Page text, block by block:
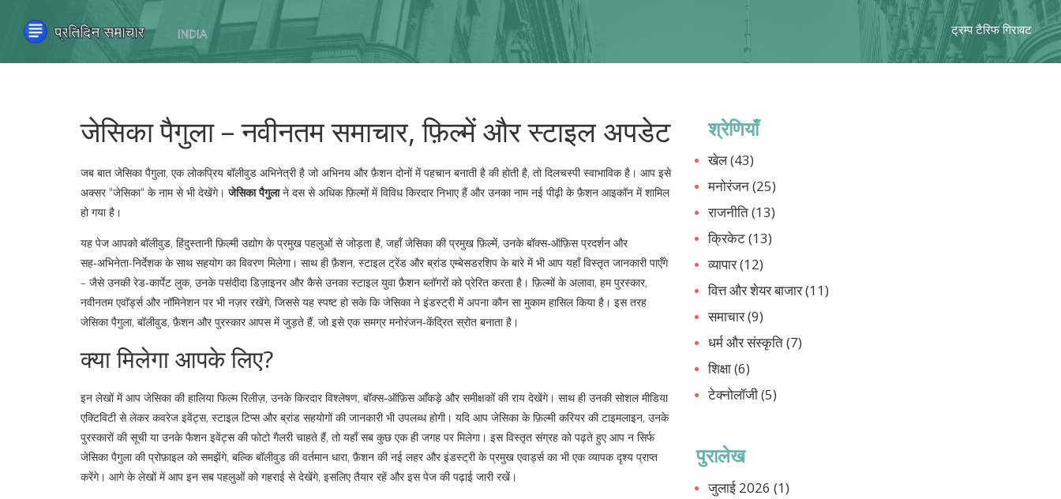
ट्रम्प टैरिफ गिरावट
जेसिका पैगुला – नवीनतम समाचार, फ़िल्में और स्टाइल अपडेट
जब बात जेसिका पैगुला, एक लोकप्रिय बॉलीवुड अभिनेत्री है जो अभिनय और फ़ैशन दोनों में पहचान बनाती है की होती है, तो दिलचस्पी स्वाभाविक है। आप इसे
अक्सर "जेसिका" के नाम से भी देखेंगे।जेसिका पैगुलाने दस से अधिक फ़िल्मों में विविध किरदार निभाए हैं और उनका नाम नई पीढ़ी के फ़ैशन आइकॉन में शामिल
हो गया है।
यह पेज आपकोबॉलीवुड, हिंदुस्तानी फ़िल्मी उद्योगके प्रमुख पहलुओं से जोड़ता है, जहाँ जेसिका की प्रमुख फ़िल्में, उनके बॉक्स‑ऑफ़िस प्रदर्शन और
सह‑अभिनेता-निर्देशक के साथ सहयोग का विवरण मिलेगा। साथ हीफ़ैशन, स्टाइल ट्रेंड और ब्रांड एम्बेसडरशिप के बारे में भी आप यहाँ विस्तृत जानकारी पाएँगे
– जैसे उनकी रेड‑कार्पेट लुक, उनके पसंदीदा डिज़ाइनर और कैसे उनका स्टाइल युवा फ़ैशन ब्लॉगरों को प्रेरित करता है। फ़िल्मों के अलावा, हमपुरस्कार,
नवीनतम एवॉर्ड्स और नॉमिनेशन पर भी नज़र रखेंगे, जिससे यह स्पष्ट हो सके कि जेसिका ने इंडस्ट्री में अपना कौन सा मुकाम हासिल किया है। इस तरह
जेसिका पैगुला, बॉलीवुड, फ़ैशन और पुरस्कार आपस में जुड़ते हैं, जो इसे एक समग्र मनोरंजन‑केंद्रित स्रोत बनाता है।
क्या मिलेगा आपके लिए?
इन लेखों में आप जेसिका की हालिया फिल्म रिलीज़, उनके किरदार विश्लेषण, बॉक्स‑ऑफ़िस आँकड़े और समीक्षकों की राय देखेंगे। साथ ही उनकी सोशल मीडिया
एक्टिविटी से लेकर कवरेज इवेंट्स, स्टाइल टिप्स और ब्रांड सहयोगों की जानकारी भी उपलब्ध होगी। यदि आप जेसिका के फ़िल्मी करियर की टाइमलाइन, उनके
पुरस्कारों की सूची या उनके फैशन इवेंट्स की फोटो गैलरी चाहते हैं, तो यहाँ सब कुछ एक ही जगह पर मिलेगा। इस विस्तृत संग्रह को पढ़ते हुए आप न सिर्फ
जेसिका पैगुला की प्रोफ़ाइल को समझेंगे, बल्कि बॉलीवुड की वर्तमान धारा, फ़ैशन की नई लहर और इंडस्ट्री के प्रमुख एवार्ड्स का भी एक व्यापक दृश्य प्राप्त
करेंगे। आगे के लेखों में आप इन सब पहलुओं को गहराई से देखेंगे, इसलिए तैयार रहें और इस पेज की पढ़ाई जारी रखें।
श्रेणियाँ
खेल(43)
मनोरंजन(25)
राजनीति(13)
क्रिकेट(13)
व्यापार(12)
वित्त और शेयर बाजार(11)
समाचार(9)
धर्म और संस्कृति(7)
शिक्षा(6)
टेक्नोलॉजी(5)
पुरालेख
जुलाई 2026 (1)